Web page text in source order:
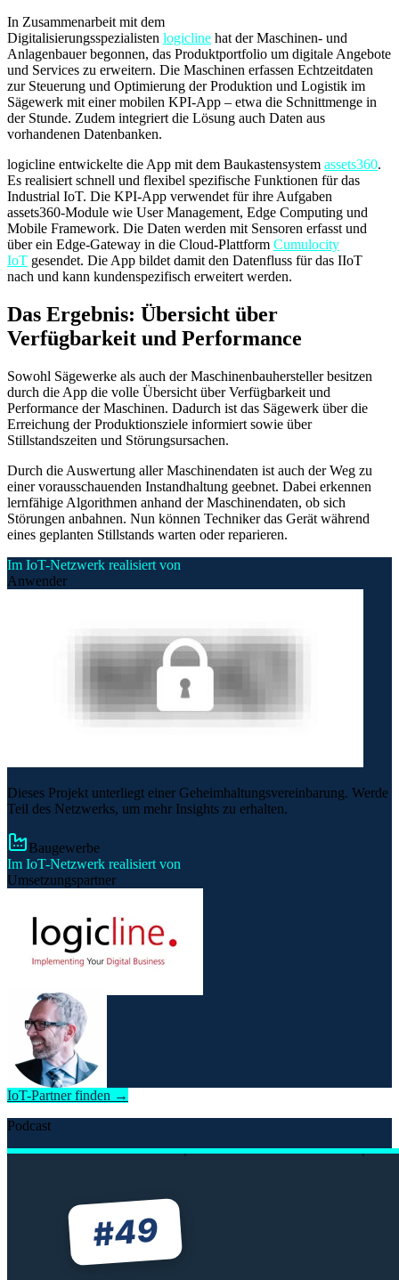
In Zusammenarbeit mit dem
Digitalisierungsspezialisten logicline hat der Maschinen- und
Anlagenbauer begonnen, das Produktportfolio um digitale Angebote
und Services zu erweitern. Die Maschinen erfassen Echtzeitdaten
zur Steuerung und Optimierung der Produktion und Logistik im
Sägewerk mit einer mobilen KPI-App – etwa die Schnittmenge in
der Stunde. Zudem integriert die Lösung auch Daten aus
vorhandenen Datenbanken.
logicline entwickelte die App mit dem Baukastensystem assets360.
Es realisiert schnell und flexibel spezifische Funktionen für das
Industrial IoT. Die KPI-App verwendet für ihre Aufgaben
assets360-Module wie User Management, Edge Computing und
Mobile Framework. Die Daten werden mit Sensoren erfasst und
über ein Edge-Gateway in die Cloud-Plattform Cumulocity
IoT gesendet. Die App bildet damit den Datenfluss für das IIoT
nach und kann kundenspezifisch erweitert werden.
Das Ergebnis: Übersicht über
Verfügbarkeit und Performance
Sowohl Sägewerke als auch der Maschinenbauhersteller besitzen
durch die App die volle Übersicht über Verfügbarkeit und
Performance der Maschinen. Dadurch ist das Sägewerk über die
Erreichung der Produktionsziele informiert sowie über
Stillstandszeiten und Störungsursachen.
Durch die Auswertung aller Maschinendaten ist auch der Weg zu
einer vorausschauenden Instandhaltung geebnet. Dabei erkennen
lernfähige Algorithmen anhand der Maschinendaten, ob sich
Störungen anbahnen. Nun können Techniker das Gerät während
eines geplanten Stillstands warten oder reparieren.
Im IoT-Netzwerk realisiert von
Anwender
Dieses Projekt unterliegt einer Geheimhaltungsvereinbarung. Werde
Teil des Netzwerks, um mehr Insights zu erhalten.
Baugewerbe
Im IoT-Netzwerk realisiert von
Umsetzungspartner
IoT-Partner finden →
Podcast
#49